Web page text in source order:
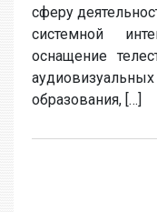
сферу
системной
оснащение
образования, […]